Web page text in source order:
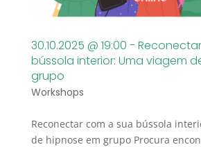
30.10.2025 @ 19:00 -
bússola interior: Uma viagem
grupo
Workshops
Reconectar com a sua bússola
de hipnose em grupo Procura